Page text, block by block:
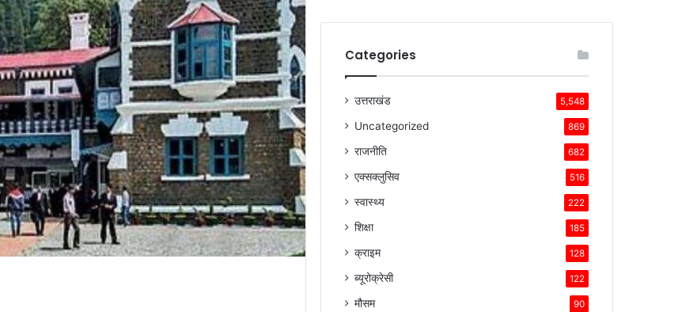
Categories
उत्तराखंड 5,548
Uncategorized 869
राजनीति 682
एक्सक्लुसिव 516
स्वास्थ्य 222
शिक्षा 185
क्राइम 128
ब्यूरोक्रेसी 122
मौसम 90